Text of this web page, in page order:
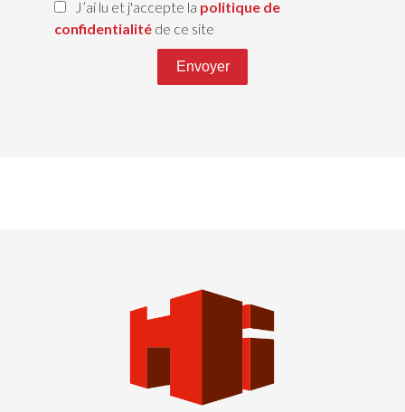
J’ai lu et j'accepte la politique de
confidentialité de ce site
Envoyer